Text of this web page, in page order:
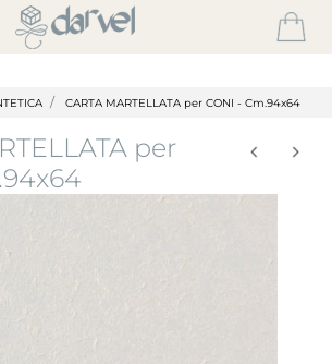
CARTA MARTELLATA per CONI - Cm.94x64
per